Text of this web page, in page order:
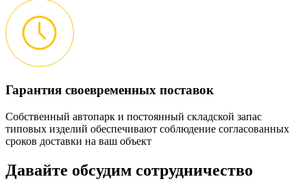
Гарантия своевременных поставок
Собственный автопарк и постоянный складской запас
типовых изделий обеспечивают соблюдение согласованных
сроков доставки на ваш объект
Давайте обсудим сотрудничество